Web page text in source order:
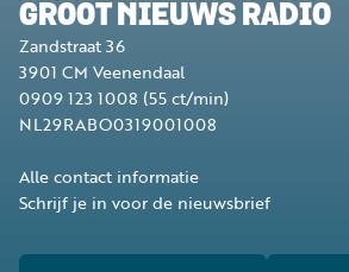
GROOT NIEUWS RADIO
Zandstraat 36
3901 CM Veenendaal
0909 123 1008 (55 ct/min)
NL29RABO0319001008
Alle contact informatie
Schrijf je in voor de nieuwsbrief